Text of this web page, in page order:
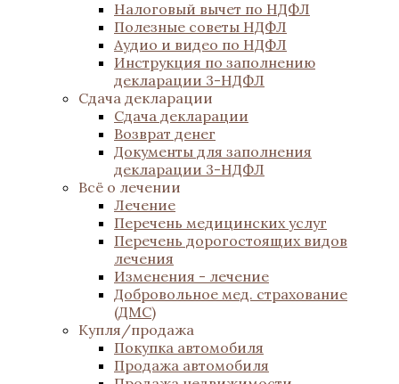
Налоговый вычет по НДФЛ
Полезные советы НДФЛ
Аудио и видео по НДФЛ
Инструкция по заполнению
декларации 3-НДФЛ
Сдача декларации
Сдача декларации
Возврат денег
Документы для заполнения
декларации 3-НДФЛ
Всё о лечении
Лечение
Перечень медицинских услуг
Перечень дорогостоящих видов
лечения
Изменения - лечение
Добровольное мед. страхование
(ДМС)
Купля/продажа
Покупка автомобиля
Продажа автомобиля